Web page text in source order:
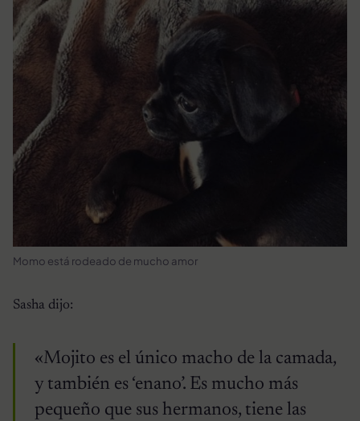
Momo está rodeado de mucho amor
Sasha dijo:
«Mojito es el único macho de la camada,
y también es ‘enano’. Es mucho más
pequeño que sus hermanos, tiene las